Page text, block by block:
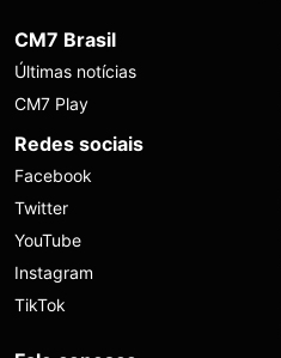
CM7 Brasil
Últimas notícias
CM7 Play
Redes sociais
Facebook
Twitter
YouTube
Instagram
TikTok